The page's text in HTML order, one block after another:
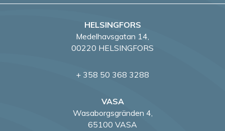
HELSINGFORS
Medelhavsgatan 14,
00220 HELSINGFORS
+ 358 50 368 3288
VASA
Wasaborgsgränden 4,
65100 VASA